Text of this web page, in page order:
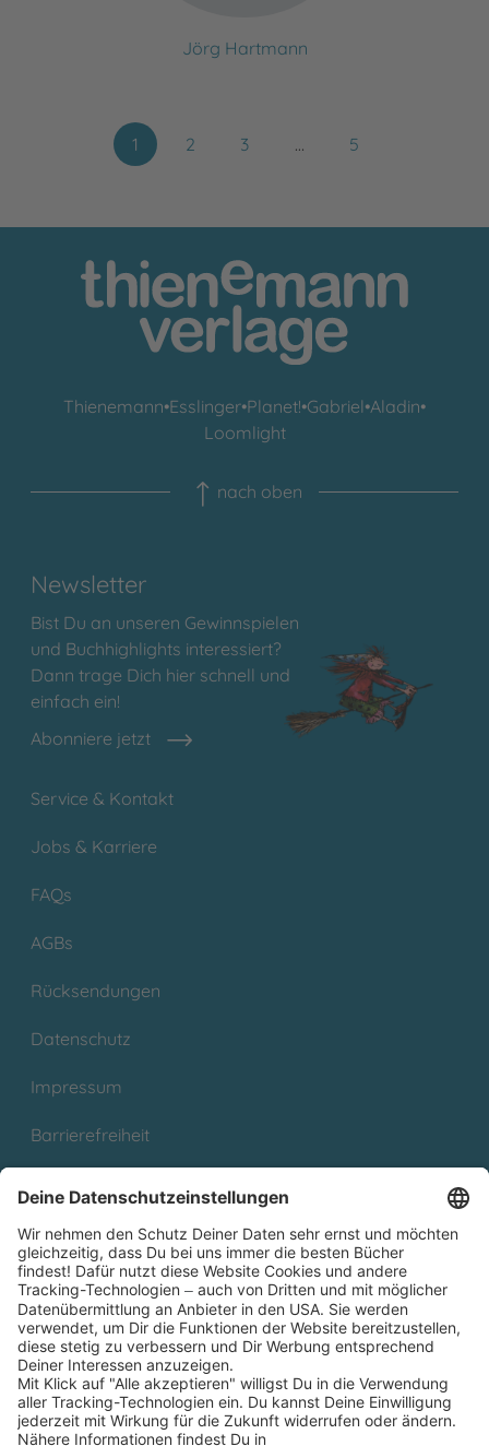
Jörg Hartmann
1 2 3 … 5
Thienemann•Esslinger•Planet!•Gabriel•Aladin•
Loomlight
nach oben
Newsletter
Bist Du an unseren Gewinnspielen
und Buchhighlights interessiert?
Dann trage Dich hier schnell und
einfach ein!
Abonniere jetzt
Service & Kontakt
Jobs & Karriere
FAQs
AGBs
Rücksendungen
Datenschutz
Impressum
Barrierefreiheit
Partnerprogramm (Affiliate)
Folge uns auf
* Versandkostenfrei ab 9,00 € Bestellwert innerhalb